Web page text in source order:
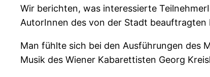
Wir berichten, was interessierte
AutorInnen des von der Stadt
Man fühlte sich bei den Ausführungen des
Musik des Wiener Kabarettisten Georg